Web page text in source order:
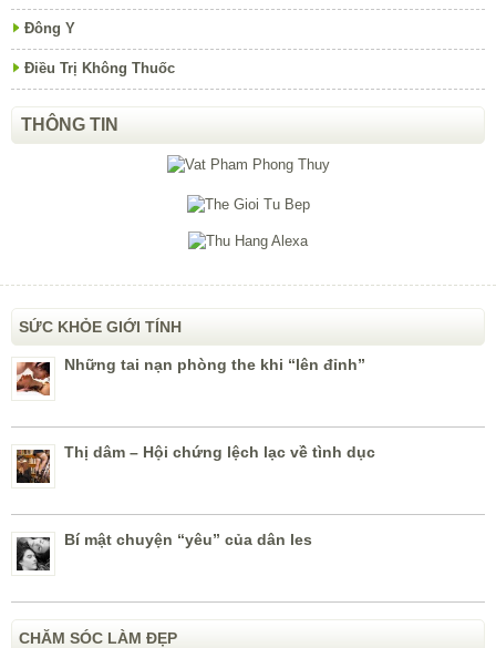
Đông Y
Điều Trị Không Thuốc
THÔNG TIN
SỨC KHỎE GIỚI TÍNH
Những tai nạn phòng the khi “lên đỉnh”
Thị dâm – Hội chứng lệch lạc về tình dục
Bí mật chuyện “yêu” của dân les
CHĂM SÓC LÀM ĐẸP